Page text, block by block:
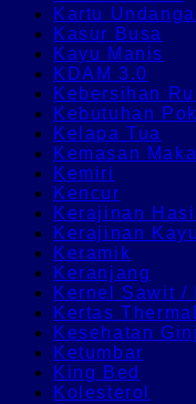
Kartu
Kasur Busa
Kayu Manis
KDAM 3.0
Kebersihan
Kebutuhan
Kelapa Tua
Kemasan
Kemiri
Kencur
Kerajinan
Kerajinan Kayu
Keramik
Keranjang
Kernel Sawit /
Kertas
Kesehatan
Ketumbar
King Bed
Kolesterol